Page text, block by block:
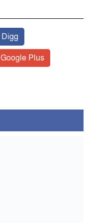
Digg
Google Plus